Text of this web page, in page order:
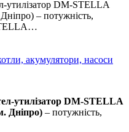
утилізатор DM-STELLA
– потужність,
акумулятори, насоси
утилізатор DM-STELLA
Дніпро) – потужність,